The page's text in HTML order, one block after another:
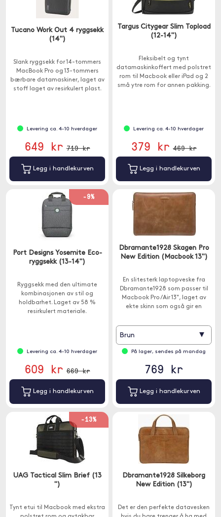
Tucano Work Out 4 ryggsekk
(14")
Slank ryggsekk for 14-tommers
MacBook Pro og 13-tommers
bærbare datamaskiner, laget av
stoff laget av resirkulert plast.
Levering ca. 4-10 hverdager
649 kr 719 kr
Legg i handlekurven
Targus Citygear Slim Topload
(12-14")
Fleksibelt og tynt
datamaskinkoffert med polstret
rom til Macbook eller iPad og 2
små ytre rom for annen pakking.
Levering ca. 4-10 hverdager
379 kr 469 kr
Legg i handlekurven
-9%
Port Designs Yosemite Eco-
ryggsekk (13-14")
Ryggsekk med den ultimate
kombinasjonen av stil og
holdbarhet. Laget av 58 %
resirkulert materiale.
Levering ca. 4-10 hverdager
609 kr 669 kr
Legg i handlekurven
Dbramante1928 Skagen Pro
New Edition (Macbook 13")
En slitesterk laptopveske fra
Dbramante1928 som passer til
Macbook Pro /Air 13", laget av
ekte skinn som også gir en
Brun ▾
På lager, sendes på mandag
769 kr
Legg i handlekurven
-13%
UAG Tactical Slim Brief (13
")
Tynt etui til Macbook med ekstra
Dbramante1928 Silkeborg
New Edition (13")
Det er den perfekte datavesken